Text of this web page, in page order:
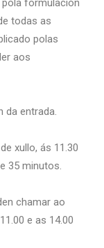
todas as
polas
aos
da entrada.
xullo, ás 11.30
35 minutos.
chamar ao
e as 14.00